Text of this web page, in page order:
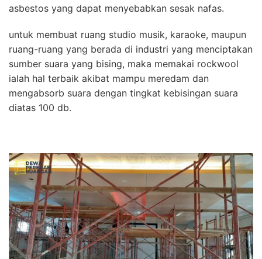
asbestos yang dapat menyebabkan sesak nafas.
untuk membuat ruang studio musik, karaoke, maupun
ruang-ruang yang berada di industri yang menciptakan
sumber suara yang bising, maka memakai rockwool
ialah hal terbaik akibat mampu meredam dan
mengabsorb suara dengan tingkat kebisingan suara
diatas 100 db.